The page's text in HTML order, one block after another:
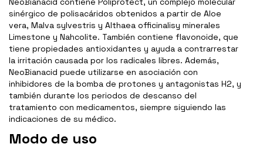
sinérgico de polisacáridos obtenidos a partir de Aloe
vera, Malva sylvestris y Althaea officinalisy minerales
Limestone y Nahcolite. También contiene flavonoide, que
tiene propiedades antioxidantes y ayuda a contrarrestar
la irritación causada por los radicales libres. Además,
NeoBianacid puede utilizarse en asociación con
inhibidores de la bomba de protones y antagonistas H2, y
también durante los periodos de descanso del
tratamiento con medicamentos, siempre siguiendo las
indicaciones de su médico.
Modo de uso